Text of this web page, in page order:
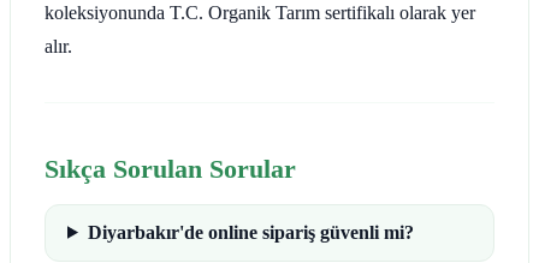
koleksiyonunda T.C. Organik Tarım sertifikalı olarak yer
alır.
Sıkça Sorulan Sorular
Diyarbakır'de online sipariş güvenli mi?